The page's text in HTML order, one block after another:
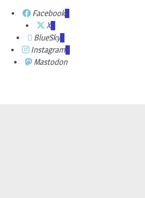
Facebook
X
BlueSky
Instagram
Mastodon